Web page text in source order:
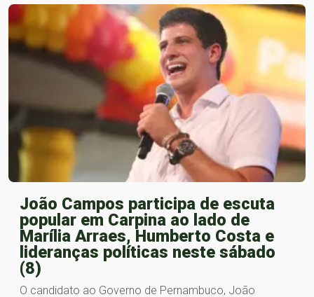
João Campos participa de escuta
popular em Carpina ao lado de
Marília Arraes, Humberto Costa e
lideranças políticas neste sábado
(8)
O candidato ao Governo de Pernambuco, João